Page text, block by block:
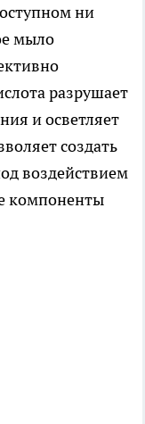
ни
мыло
разрушает
и осветляет
создать
воздействием
компоненты